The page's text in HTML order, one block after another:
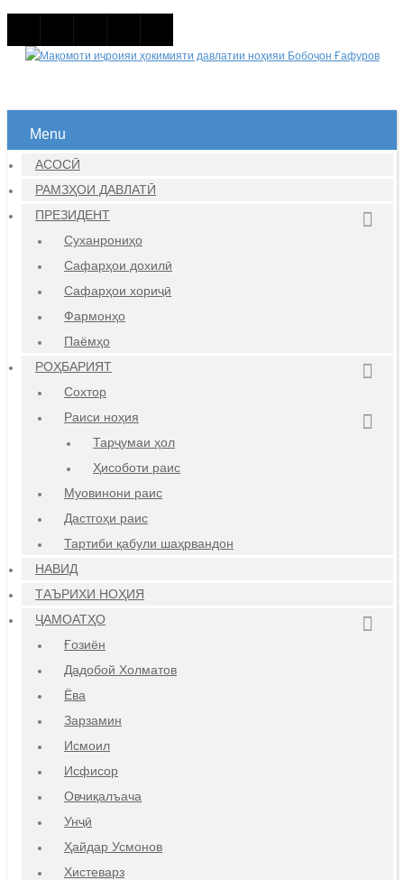
Menu
АСОСӢ
РАМЗҲОИ ДАВЛАТӢ
ПРЕЗИДЕНТ
Суханрониҳо
Сафарҳои дохилӣ
Сафарҳои хориҷӣ
Фармонҳо
Паёмҳо
РОҲБАРИЯТ
Сохтор
Раиси ноҳия
Тарҷумаи ҳол
Ҳисоботи раис
Муовинони раис
Дастгоҳи раис
Тартиби қабули шаҳрвандон
НАВИД
ТАЪРИХИ НОҲИЯ
ҶАМОАТҲО
Ғозиён
Дадобой Холматов
Ёва
Зарзамин
Исмоил
Исфисор
Овчиқалъача
Унҷӣ
Ҳайдар Усмонов
Хистеварз